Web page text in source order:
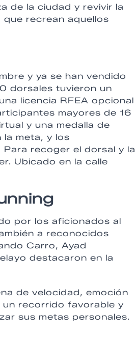
de la ciudad y revivir la
recrean aquellos
y ya se han vendido
dorsales tuvieron un
licencia RFEA opcional
mayores de 16
y una medalla de
la meta, y los
recoger el dorsal y la
Ubicado en la calle
por los aficionados al
a reconocidos
Carro, Ayad
destacaron en la
de velocidad, emoción
recorrido favorable y
sus metas personales.